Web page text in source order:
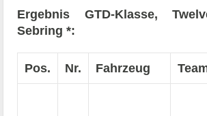
Ergebnis GTD-Klasse,
Sebring *:
Pos. Nr. Fahrzeug